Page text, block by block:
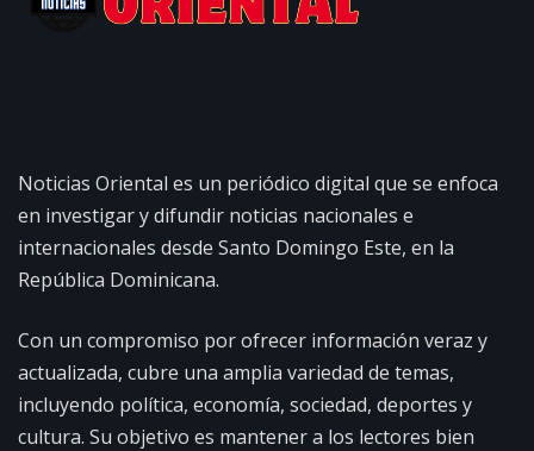
Noticias Oriental es un periódico digital que se enfoca
en investigar y difundir noticias nacionales e
internacionales desde Santo Domingo Este, en la
República Dominicana.
Con un compromiso por ofrecer información veraz y
actualizada, cubre una amplia variedad de temas,
incluyendo política, economía, sociedad, deportes y
cultura. Su objetivo es mantener a los lectores bien